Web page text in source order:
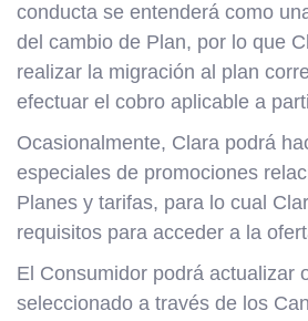
conducta se entenderá como
del cambio de Plan, por lo que
realizar la migración al plan
efectuar el cobro aplicable a
Ocasionalmente, Clara podrá
especiales de promociones
Planes y tarifas, para lo cual
requisitos para acceder a la
El Consumidor podrá actualizar
seleccionado a través de los